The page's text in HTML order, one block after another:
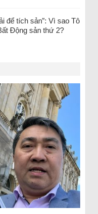
để tích sản”: Vì sao Tô
Động sản thứ 2?